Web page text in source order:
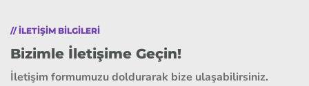
// ILETIŞIM BILGILERI
Bizimle İletişime Geçin!
İletişim formumuzu doldurarak bize ulaşabilirsiniz.